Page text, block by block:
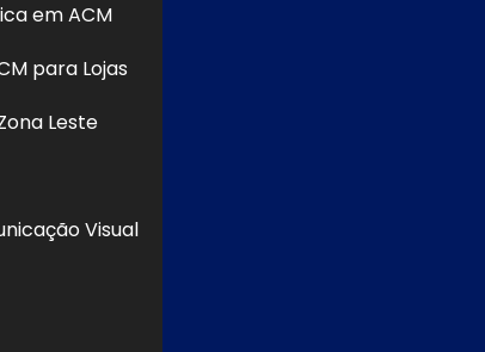
em ACM
para Lojas
Leste
Visual
Informações